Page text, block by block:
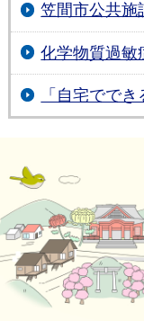
笠間市公共施
化学物質過敏
「自宅でで